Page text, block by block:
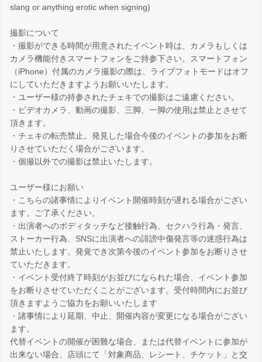
slang or anything erotic when signing)
撮影について
・撮影ができる時間が用意されたイベント時は、カメラもしくは
カメラ機能付きスマートフォンをご持参下さい。スマートフォン
（iPhone）付属のカメラ撮影の際は、ライブフォトモードはオフ
にしていただきますようお願いいたします。
・ユーザー様の持参されたチェキでの撮影はご遠慮ください。
・ビデオカメラ、動画の撮影、三脚、一脚の使用は禁止とさせて
頂きます。
・チェキの転売禁止。発見した場合今後のイベントの参加をお断
りさせていただく場合がございます。
・個撮以外での撮影は禁止いたします。
ユーザー様にお願い
・こちらの諸事情によりイベント開催時刻が遅れる場合がござい
ます。ご了承ください。
・出演者へのボディタッチなど接触行為、セクハラ行為・発言、
ストーカー行為、SNSに出演者への誹謗中傷発言等の迷惑行為は
禁止いたします。発覚でき次第今後のイベント参加をお断りさせ
ていただきます。
・イベント受付終了時刻がお並びになられた場合、イベント参加
をお断りさせていただくことがございます。受付時間内にお並び
頂きますようご協力をお願いいたします
・諸事情により延期、中止、開催内容が変更になる場合がござい
ます。
代替イベントの開催が困難な場合、または代替イベントに参加が
出来ない場合、店頭にて「対象商品、レシート、チケット」と交